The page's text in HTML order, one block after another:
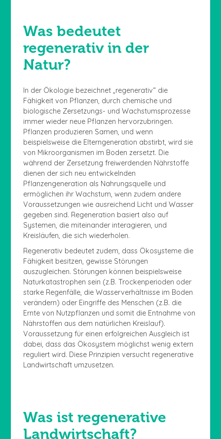
Was bedeutet
regenerativ in der
Natur?
In der Ökologie bezeichnet „regenerativ“ die
Fähigkeit von Pflanzen, durch chemische und
biologische Zersetzungs- und Wachstumsprozesse
immer wieder neue Pflanzen hervorzubringen.
Pflanzen produzieren Samen, und wenn
beispielsweise die Elterngeneration abstirbt, wird sie
von Mikroorganismen im Boden zersetzt. Die
während der Zersetzung freiwerdenden Nährstoffe
dienen der sich neu entwickelnden
Pflanzengeneration als Nahrungsquelle und
ermöglichen ihr Wachstum, wenn zudem andere
Voraussetzungen wie ausreichend Licht und Wasser
gegeben sind. Regeneration basiert also auf
Systemen, die miteinander interagieren, und
Kreisläufen, die sich wiederholen.
Regenerativ bedeutet zudem, dass Ökosysteme die
Fähigkeit besitzen, gewisse Störungen
auszugleichen. Störungen können beispielsweise
Naturkatastrophen sein (z.B. Trockenperioden oder
starke Regenfälle, die Wasserverhältnisse im Boden
verändern) oder Eingriffe des Menschen (z.B. die
Ernte von Nutzpflanzen und somit die Entnahme von
Nährstoffen aus dem natürlichen Kreislauf).
Voraussetzung für einen erfolgreichen Ausgleich ist
dabei, dass das Ökosystem möglichst wenig extern
reguliert wird. Diese Prinzipien versucht regenerative
Landwirtschaft umzusetzen.
Was ist regenerative
Landwirtschaft?